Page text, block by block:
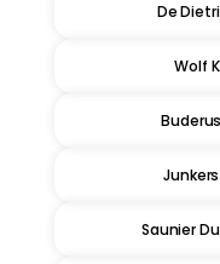
De
Wolf
Saunier